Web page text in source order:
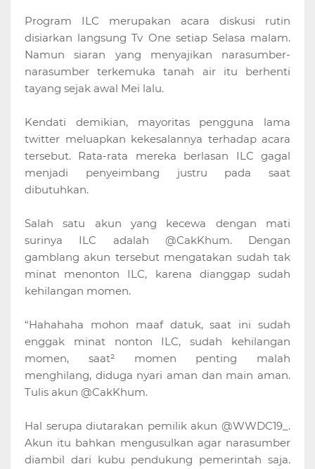
Program ILC merupakan acara diskusi rutin
disiarkan langsung Tv One setiap Selasa malam.
Namun siaran yang menyajikan narasumber-
narasumber terkemuka tanah air itu berhenti
tayang sejak awal Mei lalu.
Kendati demikian, mayoritas pengguna lama
twitter meluapkan kekesalannya terhadap acara
tersebut. Rata-rata mereka berlasan ILC gagal
menjadi penyeimbang justru pada saat
dibutuhkan.
Salah satu akun yang kecewa dengan mati
surinya ILC adalah @CakKhum. Dengan
gamblang akun tersebut mengatakan sudah tak
minat menonton ILC, karena dianggap sudah
kehilangan momen.
“Hahahaha mohon maaf datuk, saat ini sudah
enggak minat nonton ILC, sudah kehilangan
momen, saat² momen penting malah
menghilang, diduga nyari aman dan main aman.
Tulis akun @CakKhum.
Hal serupa diutarakan pemilik akun @WWDC19_.
Akun itu bahkan mengusulkan agar narasumber
diambil dari kubu pendukung pemerintah saja.